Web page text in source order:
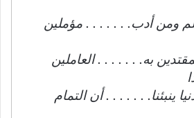
ومن أدب. . . . . . . مؤملين
به. . . . . . . العاملين
ينبئنا. . . . . . . أن التمام